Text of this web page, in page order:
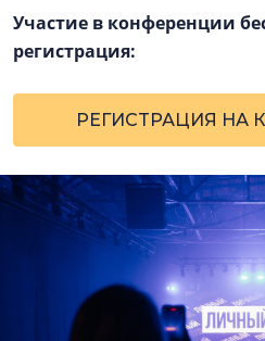
Участие в конференции
регистрация:
РЕГИСТРАЦИЯ НА